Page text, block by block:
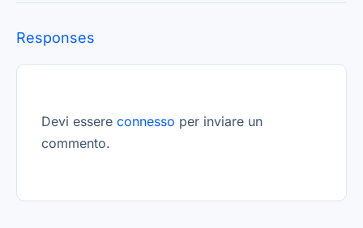
Responses
Devi essere connesso per inviare un
commento.